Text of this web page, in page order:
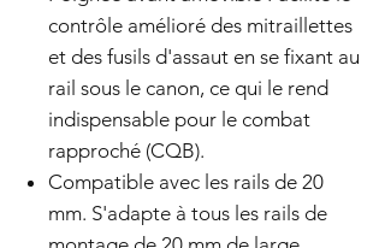
contrôle amélioré des mitraillettes
et des fusils d'assaut en se fixant au
rail sous le canon, ce qui le rend
indispensable pour le combat
rapproché (CQB).
Compatible avec les rails de 20
mm. S'adapte à tous les rails de